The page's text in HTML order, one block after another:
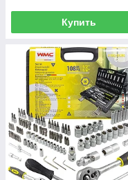
Купить